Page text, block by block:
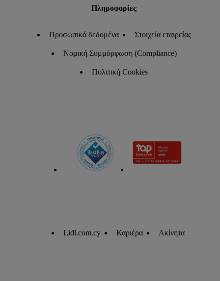
Πληροφορίες
Προσωπικά δεδομένα Στοιχεία εταιρείας
Νομική Συμμόρφωση (Compliance)
Πολιτική Cookies
Lidl.com.cy Καριέρα Ακίνητα